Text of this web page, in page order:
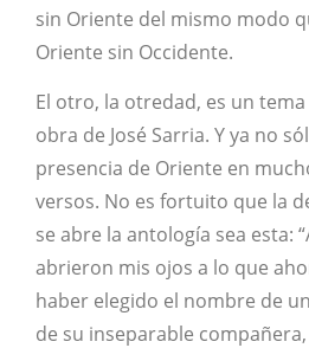
sin Oriente del mismo modo
Oriente sin Occidente.
El otro, la otredad, es un
obra de José Sarria. Y ya no
presencia de Oriente en
versos. No es fortuito que la
se abre la antología sea esta:
abrieron mis ojos a lo que
haber elegido el nombre de
de su inseparable